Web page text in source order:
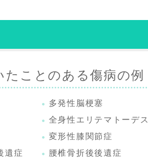
ことのある傷病の例
多発性脳梗塞
全身性エリテマトーデス
変形性膝関節症
遺症
腰椎骨折後後遺症